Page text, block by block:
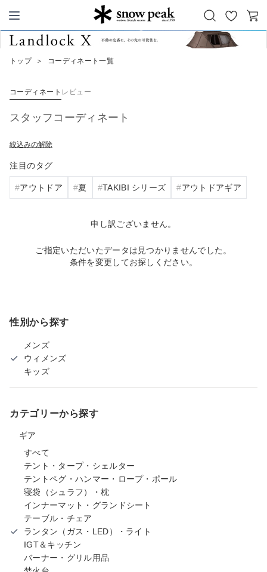
Snow Peak
お
気
カ
トップ ＞ コーディネート一覧
コーディネート レビュー
スタッフコーディネート
絞込みの解除
注目のタグ
アウトドア 夏 TAKIBI シリーズ アウトドアギア
申し訳ございません。
ご指定いただいたデータは見つかりませんでした。
条件を変更してお探しください。
性別から探す
メンズ
ウィメンズ
キッズ
カテゴリーから探す
ギア
すべて
テント・タープ・シェルター
テントペグ・ハンマー・ロープ・ポール
寝袋（シュラフ）・枕
インナーマット・グランドシート
テーブル・チェア
ランタン（ガス・LED）・ライト
IGT＆キッチン
バーナー・グリル用品